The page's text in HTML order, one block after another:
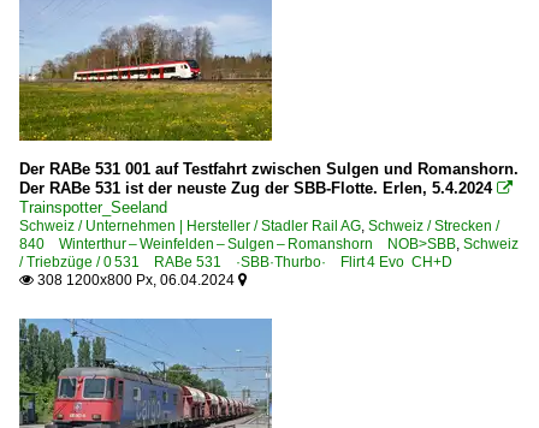
Österreich
Elektrotriebzüge
BR 4748 ·Desiro ML·
Schweden
Elektrotriebzüge
Littera ER1
Schweiz
Akkuloks
Der RABe 531 001 auf Testfahrt zwischen Sulgen und Romanshorn.
Der RABe 531 ist der neuste Zug der SBB-Flotte. Erlen, 5.4.2024 
Trainspotter_Seeland
Schweiz / Unternehmen | Hersteller / Stadler Rail AG, Schweiz / Strecken /
840 Winterthur – Weinfelden – Sulgen – Romanshorn NOB>SBB, Schweiz
/ Triebzüge / 0 531 RABe 531 ·SBB·Thurbo· Flirt 4 Evo CH+D
 308 1200x800 Px, 06.04.2024 